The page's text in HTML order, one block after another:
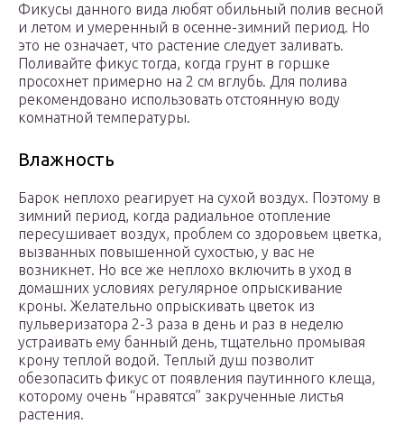
Фикусы данного вида любят обильный полив весной
и летом и умеренный в осенне-зимний период. Но
это не означает, что растение следует заливать.
Поливайте фикус тогда, когда грунт в горшке
просохнет примерно на 2 см вглубь. Для полива
рекомендовано использовать отстоянную воду
комнатной температуры.
Влажность
Барок неплохо реагирует на сухой воздух. Поэтому в
зимний период, когда радиальное отопление
пересушивает воздух, проблем со здоровьем цветка,
вызванных повышенной сухостью, у вас не
возникнет. Но все же неплохо включить в уход в
домашних условиях регулярное опрыскивание
кроны. Желательно опрыскивать цветок из
пульверизатора 2-3 раза в день и раз в неделю
устраивать ему банный день, тщательно промывая
крону теплой водой. Теплый душ позволит
обезопасить фикус от появления паутинного клеща,
которому очень “нравятся” закрученные листья
растения.